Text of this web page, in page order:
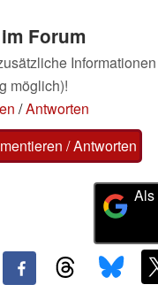
Forum
möglich)!
/Antworten
/ Antworten
Als